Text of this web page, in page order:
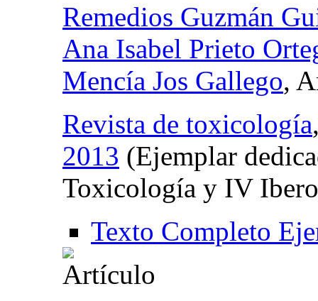
Remedios Guzmán
Ana Isabel Prieto
Mencía Jos Gallego,
Revista de toxicología
2013 (Ejemplar
Toxicología y IV
Texto Completo